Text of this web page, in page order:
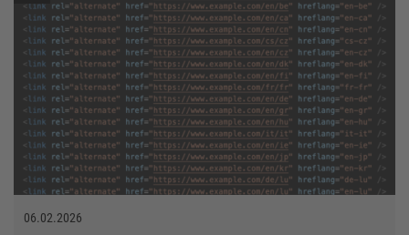
06.02.2026